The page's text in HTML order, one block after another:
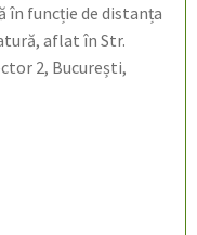
în funcție de distanța
aflat în Str.
2, București,